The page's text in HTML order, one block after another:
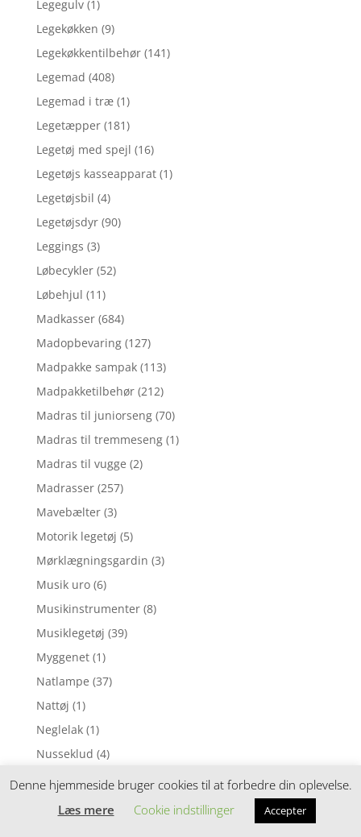
Legegulv (1)
Legekøkken (9)
Legekøkkentilbehør (141)
Legemad (408)
Legemad i træ (1)
Legetæpper (181)
Legetøj med spejl (16)
Legetøjs kasseapparat (1)
Legetøjsbil (4)
Legetøjsdyr (90)
Leggings (3)
Løbecykler (52)
Løbehjul (11)
Madkasser (684)
Madopbevaring (127)
Madpakke sampak (113)
Madpakketilbehør (212)
Madras til juniorseng (70)
Madras til tremmeseng (1)
Madras til vugge (2)
Madrasser (257)
Mavebælter (3)
Motorik legetøj (5)
Mørklægningsgardin (3)
Musik uro (6)
Musikinstrumenter (8)
Musiklegetøj (39)
Myggenet (1)
Natlampe (37)
Nattøj (1)
Neglelak (1)
Nusseklud (4)
Nusseklude (78)
Opbevaring
Denne hjemmeside bruger cookies til at forbedre din oplevelse.
Læs mere
Cookie indstillinger Accepter